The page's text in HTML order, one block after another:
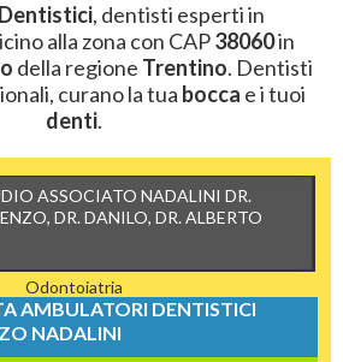
, dentisti esperti in
alla zona con CAP38060in
della regione Trentino. Dentisti
curano la tua bocca e i tuoi
denti.
ASSOCIATO NADALINI DR.
DR. DANILO, DR. ALBERTO
Odontoiatria
AMBULATORI DENTISTICI
NADALINI